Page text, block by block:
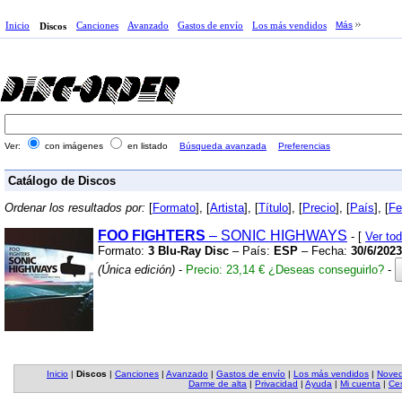
Inicio Discos Canciones Avanzado Gastos de envío Los más vendidos Más
Ver: con imágenes en listado Búsqueda avanzada Preferencias
Catálogo de Discos
Ordenar los resultados por: [Formato], [Artista], [Título], [Precio], [País], [
FOO FIGHTERS – SONIC HIGHWAYS - [ Ver
Formato: 3 Blu-Ray Disc – País: ESP – Fecha: 30/6/2023
(Única edición) - Precio: 23,14 € ¿Deseas conseguirlo? -
Inicio | Discos | Canciones | Avanzado | Gastos de envío | Los más vendidos |
Darme de alta | Privacidad | Ayuda | Mi cuenta |